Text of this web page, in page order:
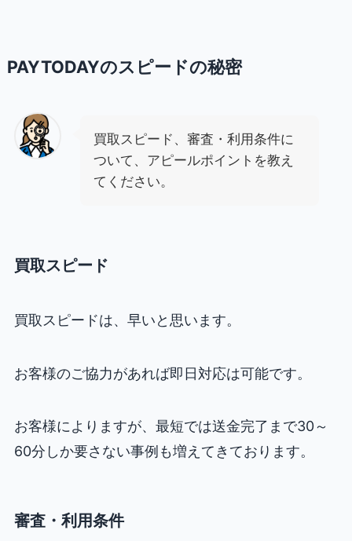
PAYTODAYのスピードの秘密
買取スピード、審査・利用条件に
ついて、アピールポイントを教え
てください。
買取スピード
買取スピードは、早いと思います。
お客様のご協力があれば即日対応は可能です。
お客様によりますが、最短では送金完了まで30～
60分しか要さない事例も増えてきております。
審査・利用条件